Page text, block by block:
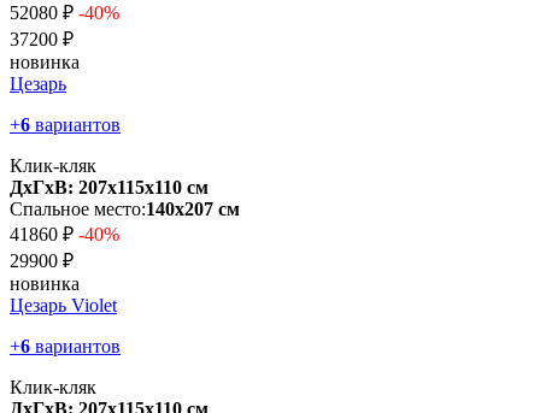
52080 ₽ -40%
37200 ₽
новинка
Цезарь
+6 вариантов
Клик-кляк
ДхГхВ: 207х115x110 см
Спальное место:140х207 см
41860 ₽ -40%
29900 ₽
новинка
Цезарь Violet
+6 вариантов
Клик-кляк